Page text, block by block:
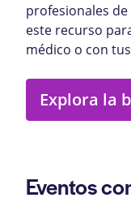
profesionales de
este recurso
médico o con
Explora la
Eventos